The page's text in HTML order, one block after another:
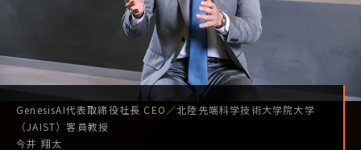
GenesisAI代表取締役社長 CEO／北陸先端科学技術大学院大学
（JAIST）客員教授
今井 翔太